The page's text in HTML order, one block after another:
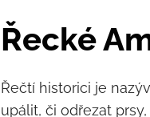
Řecké
Řečtí historici je
upálit, či odřezat